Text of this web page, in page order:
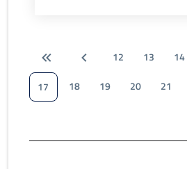
12 13 14
17
18 19 20 21